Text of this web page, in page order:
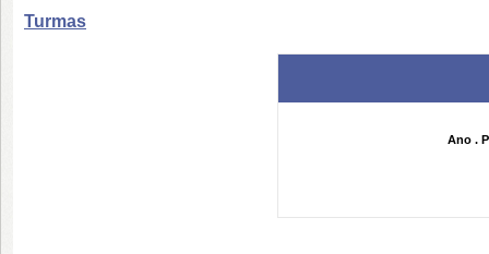
Turmas
Ano .